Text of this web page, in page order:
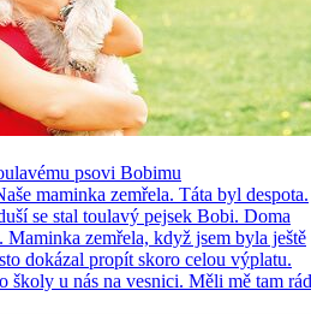
psovi Bobimu
maminka zemřela. Táta byl despota.
se stal toulavý pejsek Bobi. Doma
Maminka zemřela, když jsem byla ještě
dokázal propít skoro celou výplatu.
školy u nás na vesnici. Měli mě tam